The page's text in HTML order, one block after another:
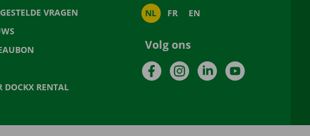
VRAGEN
DOCKX RENTAL
NL FR EN
Volg ons
FacebookInstagramLinkedInYouTube